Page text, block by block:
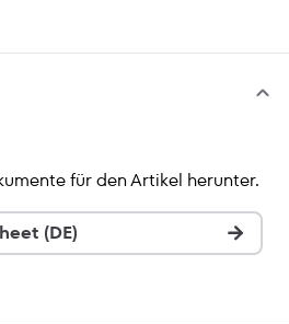
für den Artikel herunter.
(DE)